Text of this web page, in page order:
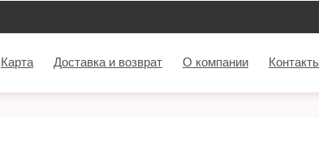
Карта Доставка и возврат О компании